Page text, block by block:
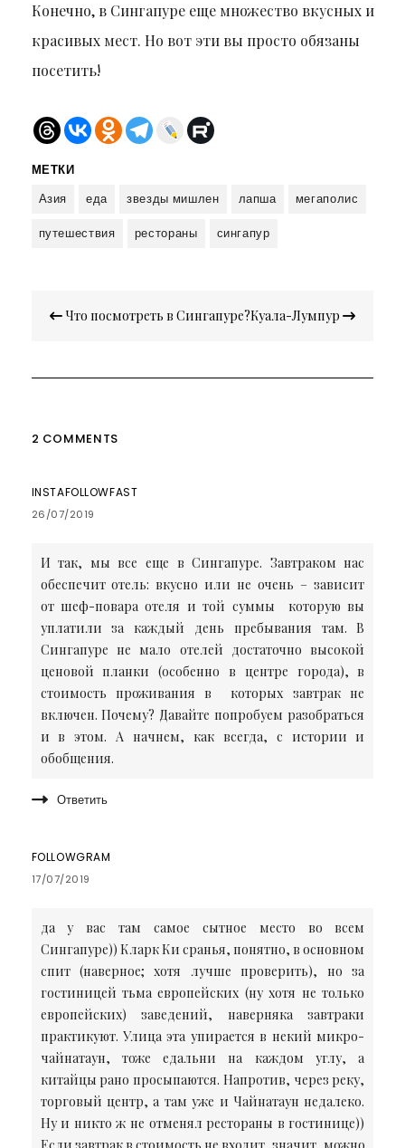
Конечно, в Сингапуре еще множество вкусных и
красивых мест. Но вот эти вы просто обязаны
посетить!
МЕТКИ
Азия
еда звезды мишлен лапша
мегаполис
путешествия
рестораны сингапур
по Что посмотреть в Сингапуре?Куала-Лумпур
2 COMMENTS
INSTAFOLLOWFAST
26/07/2019
И так, мы все еще в Сингапуре. Завтраком нас
обеспечит отель: вкусно или не очень – зависит
от шеф-повара отеля и той суммы которую вы
уплатили за каждый день пребывания там. В
Сингапуре не мало отелей достаточно высокой
ценовой планки (особенно в центре города), в
стоимость проживания в которых завтрак не
включен. Почему? Давайте попробуем разобраться
и в этом. А начнем, как всегда, с истории и
обобщения.
Ответить
FOLLOWGRAM
17/07/2019
да у вас там самое сытное место во всем
Сингапуре)) Кларк Ки сранья, понятно, в основном
спит (наверное; хотя лучше проверить), но за
гостиницей тьма европейских (ну хотя не только
европейских) заведений, наверняка завтраки
практикуют. Улица эта упирается в некий микро-
чайнатаун, тоже едальни на каждом углу, а
китайцы рано просыпаются. Напротив, через реку,
торговый центр, а там уже и Чайнатаун недалеко.
Ну и никто ж не отменял рестораны в гостинице))